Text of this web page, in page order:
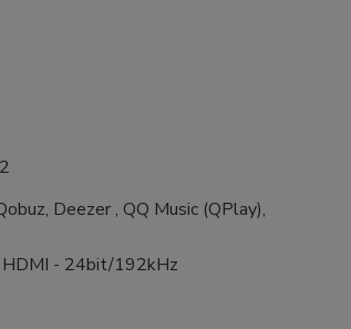
Deezer , QQ Music (QPlay),
- 24bit/192kHz